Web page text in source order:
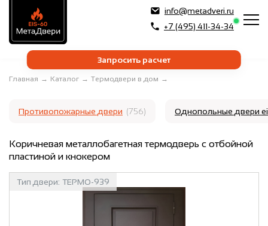
info@metadveri.ru
+7 (495) 411-34-34
Запросить расчет
Главная → Каталог → Термодвери в дом →
Противопожарные двери (756) Однопольные двери
Коричневая металлобагетная термодверь с отбойной
пластиной и кнокером
Тип двери: ТЕРМО-939